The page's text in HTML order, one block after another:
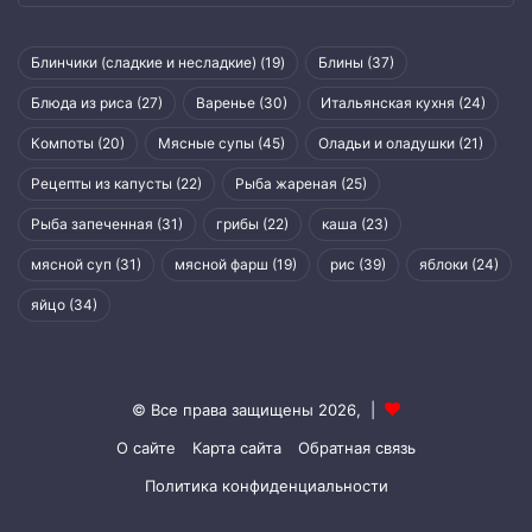
Блинчики (сладкие и несладкие) (19) Блины (37)
Блюда из риса (27) Варенье (30) Итальянская кухня (24)
Компоты (20) Мясные супы (45) Оладьи и оладушки (21)
Рецепты из капусты (22) Рыба жареная (25)
Рыба запеченная (31) грибы (22) каша (23)
мясной суп (31) мясной фарш (19) рис (39) яблоки (24)
яйцо (34)
© Все права защищены 2026, |
О сайте
Карта сайта
Обратная связь
Политика конфиденциальности